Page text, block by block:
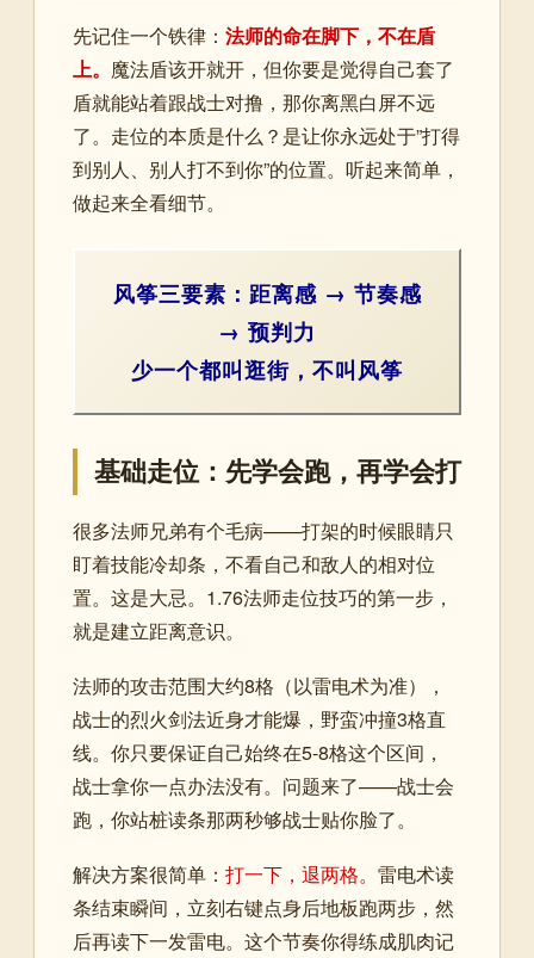
先记住一个铁律： 法师的命在脚下，不在盾
上。 魔法盾该开就开，但你要是觉得自己套了
盾就能站着跟战士对撸，那你离黑白屏不远
了。走位的本质是什么？是让你永远处于”打得
到别人、别人打不到你”的位置。听起来简单，
做起来全看细节。
风筝三要素：距离感 → 节奏感
→ 预判力
少一个都叫逛街，不叫风筝
基础走位：先学会跑，再学会打
很多法师兄弟有个毛病——打架的时候眼睛只
盯着技能冷却条，不看自己和敌人的相对位
置。这是大忌。1.76法师走位技巧的第一步，
就是建立距离意识。
法师的攻击范围大约8格（以雷电术为准），
战士的烈火剑法近身才能爆，野蛮冲撞3格直
线。你只要保证自己始终在5-8格这个区间，
战士拿你一点办法没有。问题来了——战士会
跑，你站桩读条那两秒够战士贴你脸了。
解决方案很简单： 打一下，退两格。 雷电术读
条结束瞬间，立刻右键点身后地板跑两步，然
后再读下一发雷电。这个节奏你得练成肌肉记